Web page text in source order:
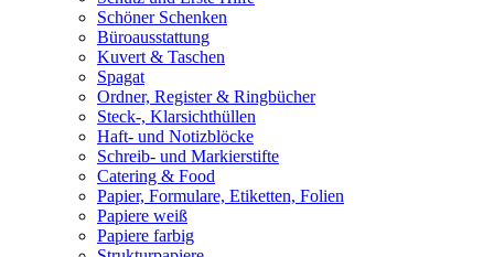
Schöner Schenken
Büroausstattung
Kuvert & Taschen
Spagat
Ordner, Register & Ringbücher
Steck-, Klarsichthüllen
Haft- und Notizblöcke
Schreib- und Markierstifte
Catering & Food
Papier, Formulare, Etiketten, Folien
Papiere weiß
Papiere farbig